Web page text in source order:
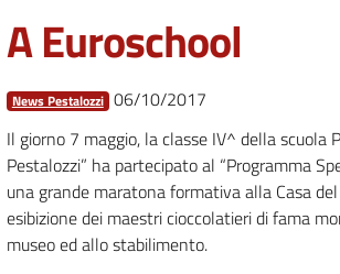
A Euroschool
News Pestalozzi 06/10/2017
Il giorno 7 maggio, la classe IV^ della scuola
Pestalozzi” ha partecipato al “Programma
una grande maratona formativa alla Casa
esibizione dei maestri cioccolatieri di fama
museo ed allo stabilimento.